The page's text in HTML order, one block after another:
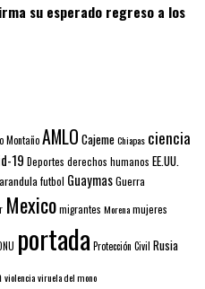
su esperado regreso a los
MontañoAMLO CajemeChiapas ciencia
19 Deportes derechos humanos EE.UU.
futbol GuaymasGuerra
Mexicomigrantes Morenamujeres
portada Protección Civil Rusia
violenciaviruela del mono